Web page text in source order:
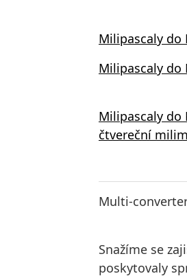
Milipascaly do
Milipascaly do
Milipascaly do
čtvereční
Multi-
Snažíme se
poskytovaly